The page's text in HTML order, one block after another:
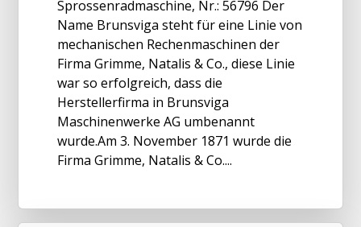
Sprossenradmaschine, Nr.: 56796 Der
Name Brunsviga steht für eine Linie von
mechanischen Rechenmaschinen der
Firma Grimme, Natalis & Co., diese Linie
war so erfolgreich, dass die
Herstellerfirma in Brunsviga
Maschinenwerke AG umbenannt
wurde.Am 3. November 1871 wurde die
Firma Grimme, Natalis & Co....